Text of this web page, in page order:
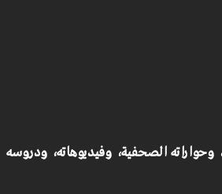
وحواراته الصحفية، وفيديوهاته، ودروسه